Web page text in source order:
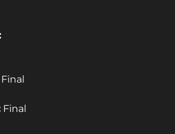
Final
Final